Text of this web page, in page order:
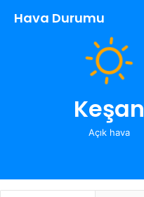
Hava Durumu
Keşan
Açık hava